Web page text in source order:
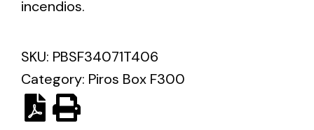
Solar lighting
Variety of solar solutions for all kinds of needs.
incendios.
SKU: PBSF34071T406
Category: Piros Box F300